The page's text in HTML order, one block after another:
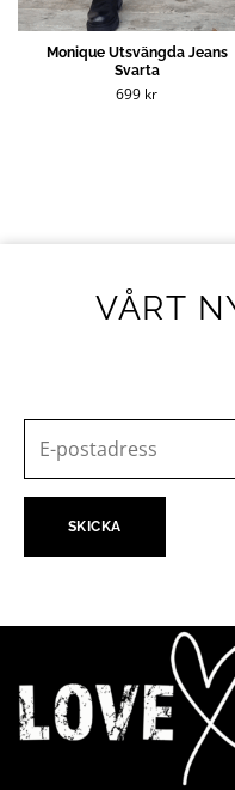
Monique Utsvängda Jeans
Svarta
699 kr
VÅRT